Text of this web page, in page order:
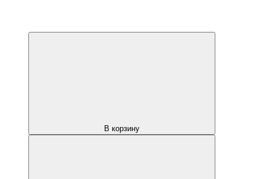
В корзину